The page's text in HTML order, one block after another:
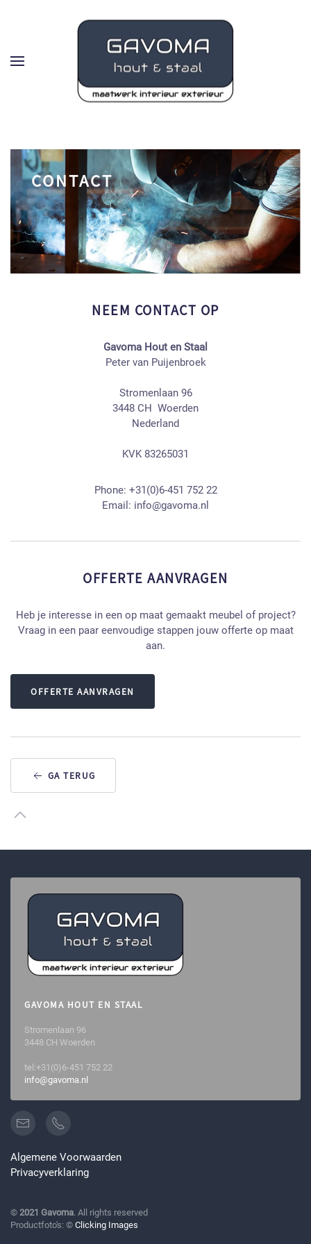
Skip to main content
CONTACT
NEEM CONTACT OP
Gavoma Hout en Staal
Peter van Puijenbroek
Stromenlaan 96
3448 CH Woerden
Nederland
KVK 83265031
Phone: +31(0)6-451 752 22
Email: info@gavoma.nl
OFFERTE AANVRAGEN
Heb je interesse in een op maat gemaakt meubel of project?
Vraag in een paar eenvoudige stappen jouw offerte op maat
aan.
OFFERTE AANVRAGEN
GA TERUG
GAVOMA HOUT EN STAAL
Stromenlaan 96
3448 CH Woerden
tel:+31(0)6-451 752 22
info@gavoma.nl
Algemene Voorwaarden
Privacyverklaring
© 2021 Gavoma. All rights reserved
Productfoto's: © Clicking Images